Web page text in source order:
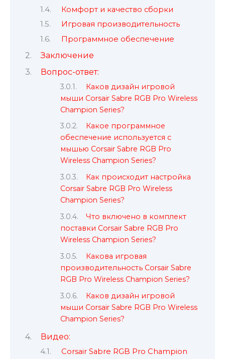
Комфорт и качество сборки
Игровая производительность
Программное обеспечение
Заключение
Вопрос-ответ:
Каков дизайн игровой
мыши Corsair Sabre RGB Pro Wireless
Champion Series?
Какое программное
обеспечение используется с
мышью Corsair Sabre RGB Pro
Wireless Champion Series?
Как происходит настройка
Corsair Sabre RGB Pro Wireless
Champion Series?
Что включено в комплект
поставки Corsair Sabre RGB Pro
Wireless Champion Series?
Какова игровая
производительность Corsair Sabre
RGB Pro Wireless Champion Series?
Каков дизайн игровой
мыши Corsair Sabre RGB Pro Wireless
Champion Series?
Видео:
Corsair Sabre RGB Pro Champion